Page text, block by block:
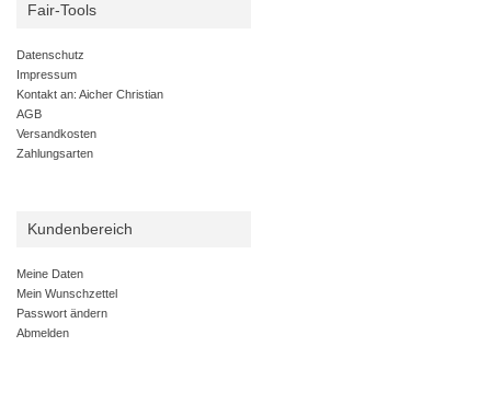
Fair-Tools
Datenschutz
Impressum
Kontakt an: Aicher Christian
AGB
Versandkosten
Zahlungsarten
Kundenbereich
Meine Daten
Mein Wunschzettel
Passwort ändern
Abmelden